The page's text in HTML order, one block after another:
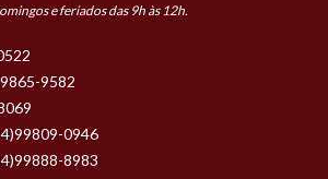
e feriados das 9h às 12h.
9582
0946
8983